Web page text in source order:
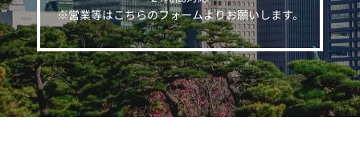
※営業等はこちらのフォームよりお願いします。